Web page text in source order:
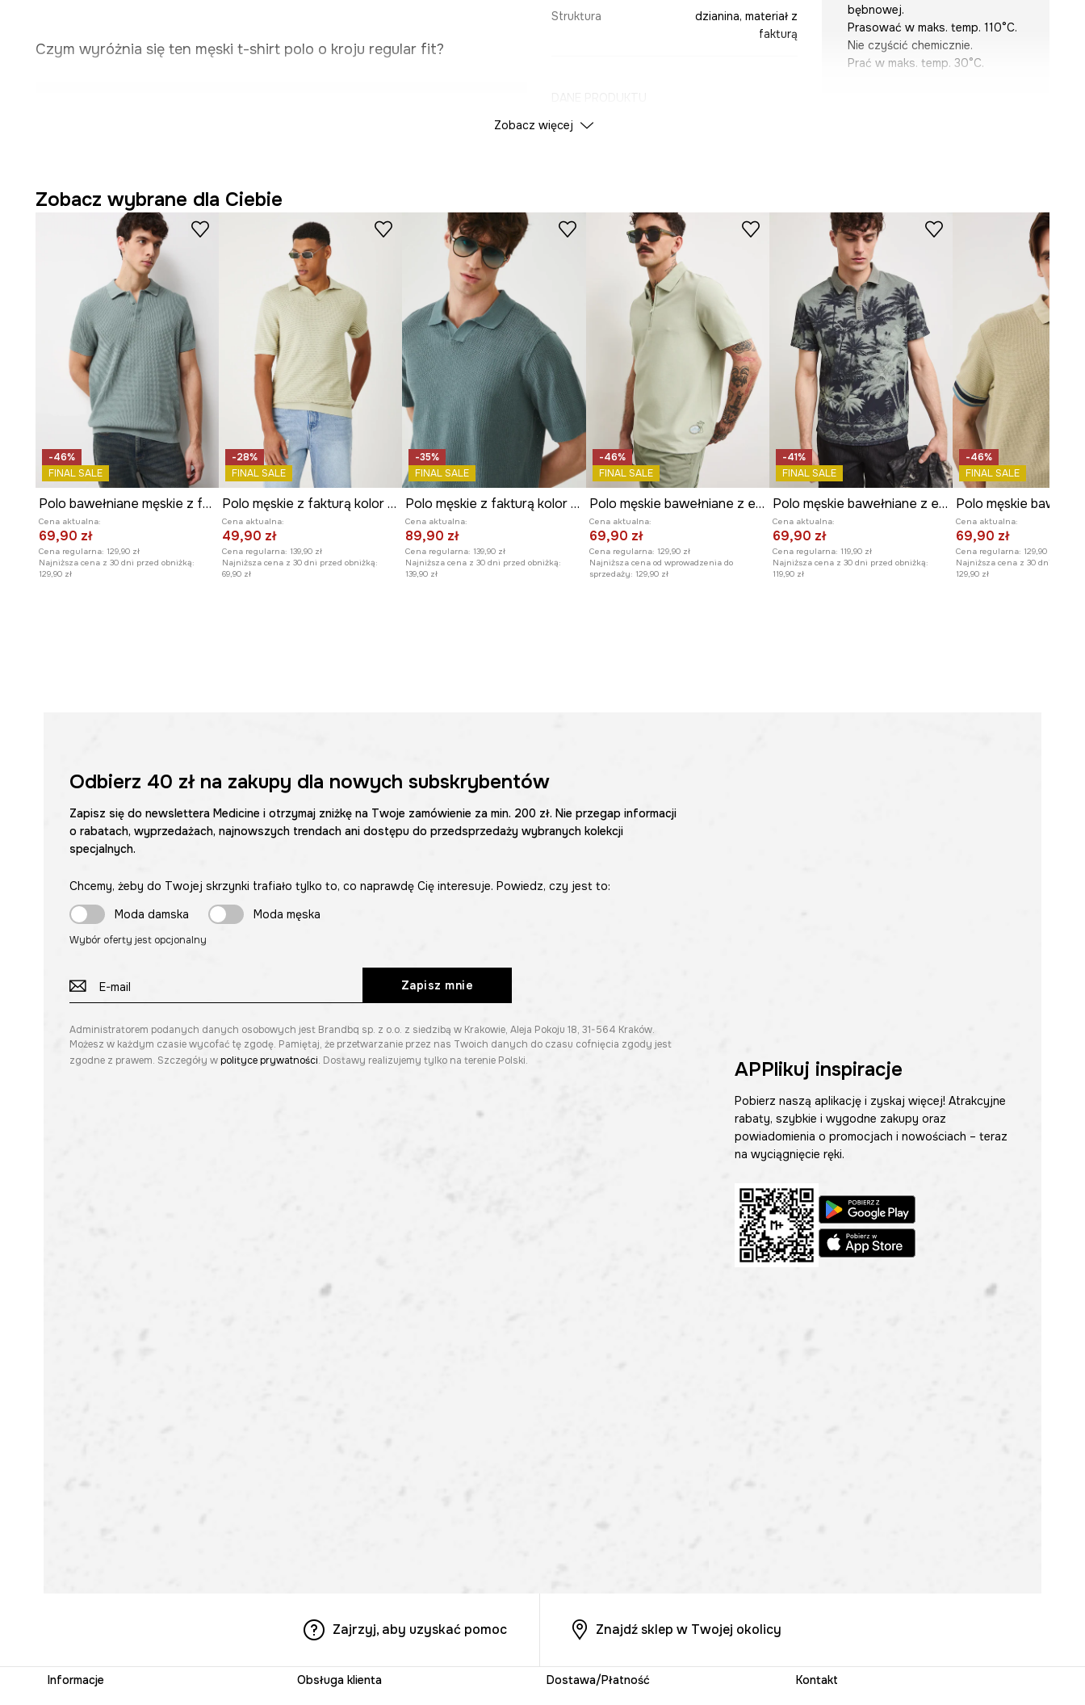
Czym wyróżnia się ten męski t-shirt polo o kroju regular fit?
Klasyczne krótkie rękawy dodają komfortu w cieplejsze dni.
Zapinany dekolt z kołnierzykiem typu resortnadaje elegancji i stylu.
Materiał z fakturą
wzbogaca wygląd i sprawia, że jest przyjemny w
Roślinny wzór nadaje koszulce świeży, oryginalny i letni charakter.
Wsuwana kieszeń na piersi to praktyczny i stylowy detal.
Struktura
dzianina, materiał z
fakturą
Producent
bębnowej.
Prasować w maks. temp. 110°C.
Nie czyścić chemicznie.
Prać w maks. temp. 30°C.
Rodzaj rękawa: klasyczny
WYMIARY
Długość: 70,5 cm
Szerokość pod pachami
: 53,5
cm
Wymiary podane dla rozmiaru
M.
Model na zdjęciu ma 188 cm
wzrostu i ma na sobie rozmiar L.
Tabela rozmiarów
Zobacz więcej
Zobacz wybrane dla Ciebie
-46%
FINAL SALE
Polo bawełniane męskie z fakturą
Cena aktualna:
69,90 zł
Cena regularna: 129,90 zł
Najniższa cena z 30 dni przed obniżką:
129,90 zł
-28%
FINAL SALE
Polo męskie z fakturą kolor zielony
Cena aktualna:
49,90 zł
Cena regularna: 139,90 zł
Najniższa cena z 30 dni przed obniżką:
69,90 zł
-35%
FINAL SALE
Polo męskie z fakturą kolor zielony
Cena aktualna:
89,90 zł
Cena regularna: 139,90 zł
Najniższa cena z 30 dni przed obniżką:
139,90 zł
-46%
FINAL SALE
Polo męskie bawełniane z elastanem z aplikacją
Cena aktualna:
69,90 zł
Cena regularna: 129,90 zł
Najniższa cena od wprowadzenia do
sprzedaży: 129,90 zł
-41%
FINAL SALE
Polo męskie bawełniane z elastanem
Cena aktualna:
69,90 zł
Cena regularna: 119,90 zł
Najniższa cena z 30 dni przed obniżką:
119,90 zł
-46%
FINAL SALE
Cena aktualna:
69,90 zł
Cena regularna: 129,90 zł
Najniższa cena z 30 dni przed
129,90 zł
Odbierz 40 złna zakupy dla nowych subskrybentów
Zapisz się do newslettera Medicine i otrzymaj zniżkę na Twoje zamówienie za min. 200 zł. Nie przegap informacji
o rabatach, wyprzedażach, najnowszych trendach ani dostępu do przedsprzedaży wybranych kolekcji
specjalnych.
Chcemy, żeby do Twojej skrzynki trafiało tylko to, co naprawdę Cię interesuje. Powiedz, czy jest to:
Moda damska
Moda męska
Wybór oferty jest opcjonalny
Zapisz mnie
Administratorem podanych danych osobowych jest Brandbq sp. z o.o. z siedzibą w Krakowie, Aleja Pokoju 18, 31-564 Kraków.
Możesz w każdym czasie wycofać tę zgodę. Pamiętaj, że przetwarzanie przez nas Twoich danych do czasu cofnięcia zgody jest
zgodne z prawem. Szczegóły w polityce prywatności. Dostawy realizujemy tylko na terenie Polski. APPlikuj inspiracje
Pobierz naszą aplikację i zyskaj więcej! Atrakcyjne
rabaty, szybkie i wygodne zakupy oraz
powiadomienia o promocjach i nowościach – teraz
na wyciągnięcie ręki.
Zajrzyj, aby uzyskać pomoc Znajdź sklep w Twojej okolicy
Informacje Obsługa klienta Dostawa/Płatność Kontakt